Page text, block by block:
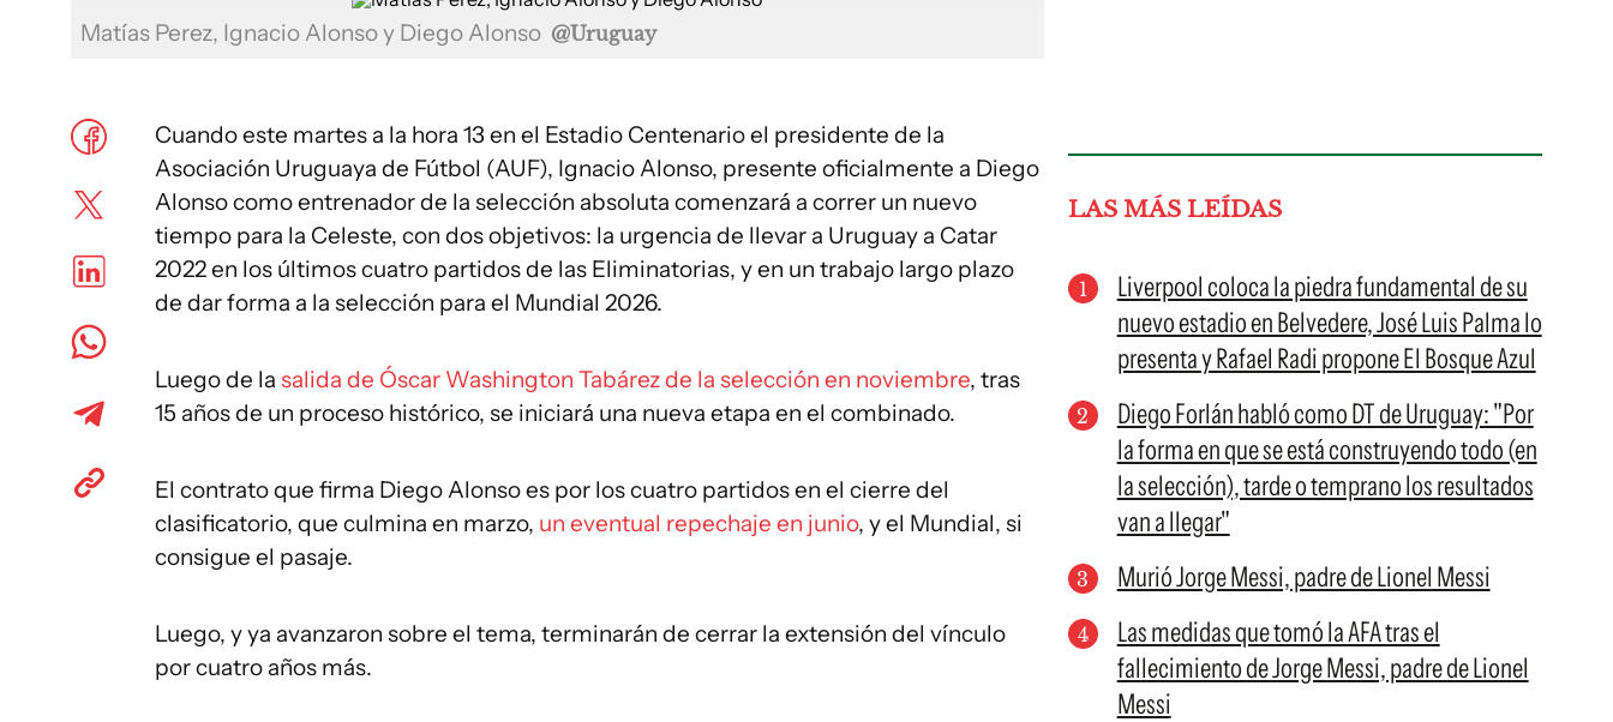
Matías Perez, Ignacio Alonso y Diego Alonso @Uruguay
Cuando este martes a la hora 13 en el Estadio Centenario el presidente de la
Asociación Uruguaya de Fútbol (AUF), Ignacio Alonso, presente oficialmente a Diego
Alonso como entrenador de la selección absoluta comenzará a correr un nuevo
tiempo para la Celeste, con dos objetivos: la urgencia de llevar a Uruguay a Catar
2022 en los últimos cuatro partidos de las Eliminatorias, y en un trabajo largo plazo
de dar forma a la selección para el Mundial 2026.
Luego de la salida de Óscar Washington Tabárez de la selección en noviembre, tras
15 años de un proceso histórico, se iniciará una nueva etapa en el combinado.
El contrato que firma Diego Alonso es por los cuatro partidos en el cierre del
clasificatorio, que culmina en marzo, un eventual repechaje en junio, y el Mundial, si
consigue el pasaje.
Luego, y ya avanzaron sobre el tema, terminarán de cerrar la extensión del vínculo
por cuatro años más.
LAS MÁS LEÍDAS
Liverpool coloca la piedra fundamental de su
nuevo estadio en Belvedere, José Luis Palma lo
presenta y Rafael Radi propone El Bosque Azul
Diego Forlán habló como DT de Uruguay: "Por
la forma en que se está construyendo todo (en
la selección), tarde o temprano los resultados
van a llegar"
Murió Jorge Messi, padre de Lionel Messi
Las medidas que tomó la AFA tras el
fallecimiento de Jorge Messi, padre de Lionel
Messi